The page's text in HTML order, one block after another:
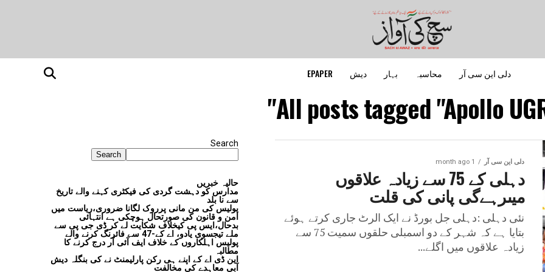
دلی این سی آر محاسبہ بہار دیش EPAPER
All posts tagged "Apollo
دلی این سی آر 1 month ago
دہلی کے 75 سے زیادہ علاقوں
میںرہےگی پانی کی قلت
نئی دہلی :دہلی جل بورڈ نے ایک الرٹ جاری کرتے ہوئے
بتایا ہے کہ شہر کے دو اسمبلی حلقوں سمیت 75 سے
زیادہ علاقوں میں اگلے...
Search
Search
حالیہ خبریں
مدارس کو دہشت گردی کی فیکٹری کہنے والے تاریخ
سے نا بلد
پولیس کی من مانی پرروک لگانا ضروری،ریاست میں
امن و قانون کی صورتحال ہوچکی ہے انتہائی
بدحال،ایس پی کیخلاف شکایت لے کر ڈی جی پی سے
ملے تیجسوی یادو، اے کے-47 سے فائرنگ کرنے والے
پولیس اہلکاروں کے خلاف ایف آئی آر درج کرنے کا
مطالبہ
این ڈی اے کے اپنے ہی رکن پارلیمنٹ نے کی بنگلہ دیش
آبی معاہدے کی مخالفت